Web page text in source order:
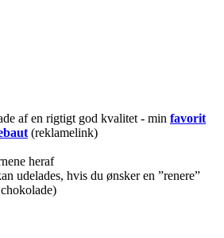
af en rigtigt god kvalitet - min favorit
(reklamelink)
heraf
udelades, hvis du ønsker en ”renere”